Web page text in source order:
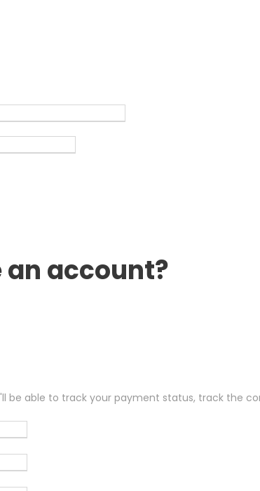
an account?
be able to track your payment status, track the